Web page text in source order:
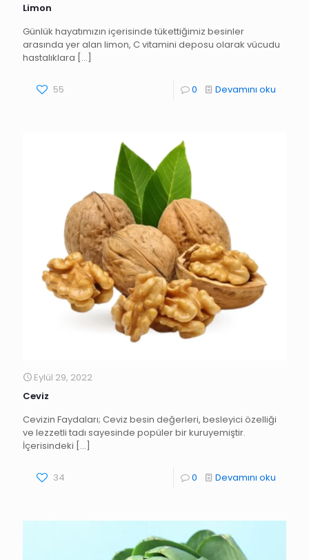
Limon
Günlük hayatımızın içerisinde tükettiğimiz besinler
arasında yer alan limon, C vitamini deposu olarak vücudu
hastalıklara […]
55 0 Devamını oku
Eylül 29, 2022
Ceviz
Cevizin Faydaları; Ceviz besin değerleri, besleyici özelliği
ve lezzetli tadı sayesinde popüler bir kuruyemiştir.
İçerisindeki […]
34 0 Devamını oku